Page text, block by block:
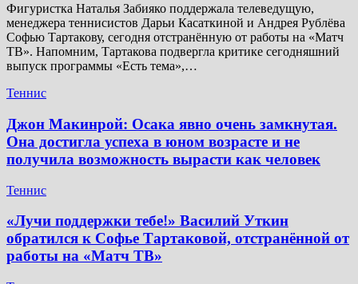
Фигуристка Наталья Забияко поддержала телеведущую,
менеджера теннисистов Дарьи Касаткиной и Андрея Рублёва
Софью Тартакову, сегодня отстранённую от работы на «Матч
ТВ». Напомним, Тартакова подвергла критике сегодняшний
выпуск программы «Есть тема»,…
Теннис
Джон Макинрой: Осака явно очень замкнутая.
Она достигла успеха в юном возрасте и не
получила возможность вырасти как человек
Теннис
«Лучи поддержки тебе!» Василий Уткин
обратился к Софье Тартаковой, отстранённой от
работы на «Матч ТВ»